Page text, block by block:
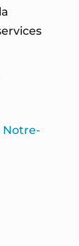
Notre-